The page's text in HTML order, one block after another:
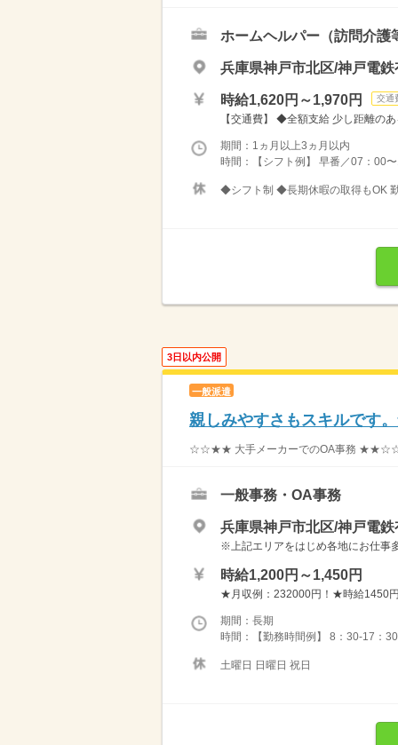
ホームヘルパー（訪問介護
兵庫県神戸市北区/神戸電
時給1,620円～1,970円 交通
【交通費】 ◆全額支給 少し距離の
期間：1ヵ月以上3ヵ月以内
時間：【シフト例】 早番／07：
◆シフト制 ◆長期休暇の取得もOK
3日以内公開
一般派遣
親しみやすさもスキルです
☆☆★★ 大手メーカーでのOA事務 ★★☆☆
一般事務・OA事務
兵庫県神戸市北区/神戸電
※上記エリアをはじめ各地にお
時給1,200円～1,450円
★月収例：232000円！★時給
期間：長期
時間：【勤務時間例】 8：30-17：
土曜日 日曜日 祝日